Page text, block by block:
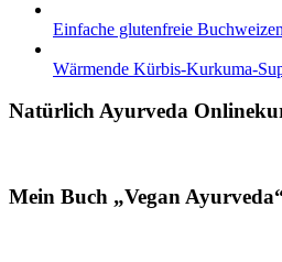
Einfache glutenfreie
Wärmende Kürbis-Kurkuma-
Natürlich Ayurveda
Mein Buch „Vegan